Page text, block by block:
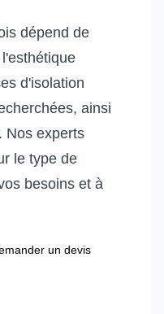
dépend de
d'isolation
ainsi
Nos experts
le type de
besoins et à
un devis